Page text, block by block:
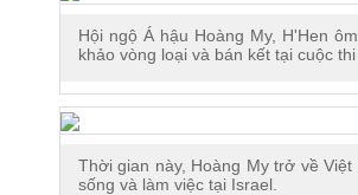
Hội ngộ Á hậu Hoàng My, H'Hen
khảo vòng loại và bán kết tại cuộc
Thời gian này, Hoàng My trở về
sống và làm việc tại Israel.